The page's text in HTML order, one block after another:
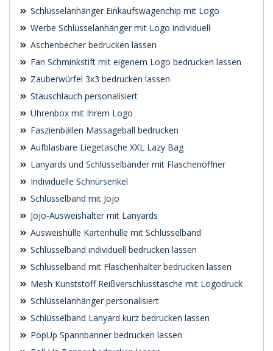
Schlüsselanhänger Einkaufswagenchip mit Logo
Werbe Schlüsselanhänger mit Logo individuell
Aschenbecher bedrucken lassen
Fan Schminkstift mit eigenem Logo bedrucken lassen
Zauberwürfel 3x3 bedrucken lassen
Stauschlauch personalisiert
Uhrenbox mit Ihrem Logo
Faszienbällen Massageball bedrucken
Aufblasbare Liegetasche XXL Lazy Bag
Lanyards und Schlüsselbänder mit Flaschenöffner
Individuelle Schnürsenkel
Schlüsselband mit Jojo
Jojo-Ausweishalter mit Lanyards
Ausweishülle Kartenhülle mit Schlüsselband
Schlüsselband individuell bedrucken lassen
Schlüsselband mit Flaschenhalter bedrucken lassen
Mesh Kunststoff Reißverschlusstasche mit Logodruck
Schlüsselanhänger personalisiert
Schlüsselband Lanyard kurz bedrucken lassen
PopUp Spannbanner bedrucken lassen